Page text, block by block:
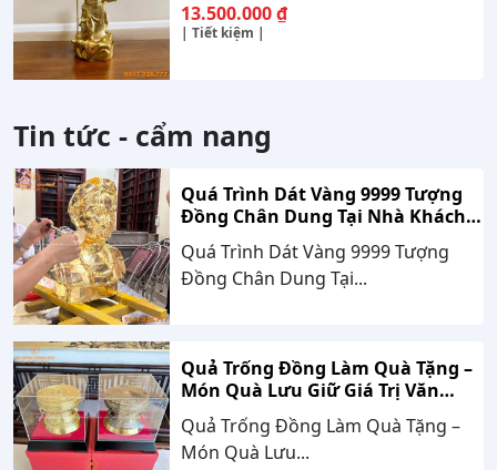
13.500.000₫
| Tiết kiệm |
Tin tức - cẩm nang
Quá Trình Dát Vàng 9999 Tượng
Đồng Chân Dung Tại Nhà Khách
Hàng Nghệ An
Quá Trình Dát Vàng 9999 Tượng
Đồng Chân Dung Tại...
Quả Trống Đồng Làm Quà Tặng –
Món Quà Lưu Giữ Giá Trị Văn
Hóa, Gắn Kết Thành Công
Quả Trống Đồng Làm Quà Tặng –
Món Quà Lưu...